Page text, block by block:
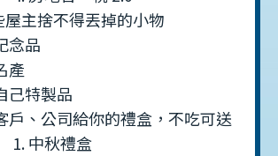
屋主捨不得丟掉的小物
念品
產
己特製品
戶、公司給你的禮盒，不吃可送
中秋禮盒